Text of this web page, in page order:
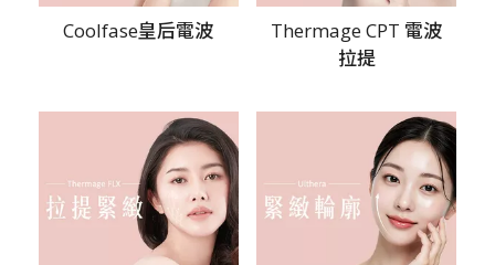
Coolfase皇后電波
Thermage CPT 電波
拉提